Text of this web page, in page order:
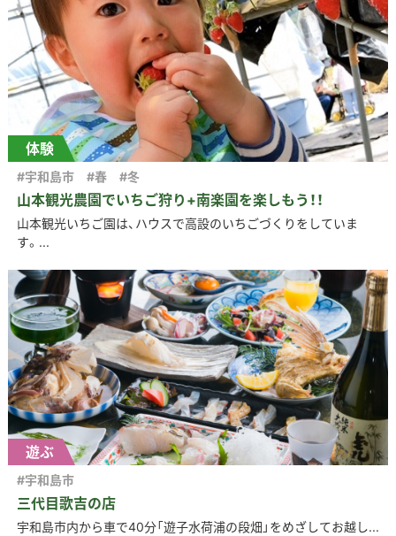
体験
山本観光農園でいちご狩り+南楽園を楽しもう！！
#宇和島市 #春 #冬
山本観光いちご園は、ハウスで高設のいちごづくりをしていま
す。...
遊ぶ
三代目歌吉の店
#宇和島市
宇和島市内から車で40分「遊子水荷浦の段畑」をめざしてお越し...